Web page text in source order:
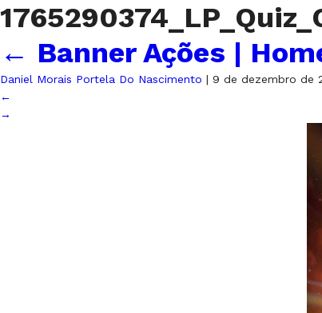
← Banner Ações |
Daniel Morais Portela Do Nascimento | 9 de dezembro de
←
→